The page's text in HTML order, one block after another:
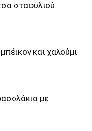
σταφυλιού
και χαλούμι
με